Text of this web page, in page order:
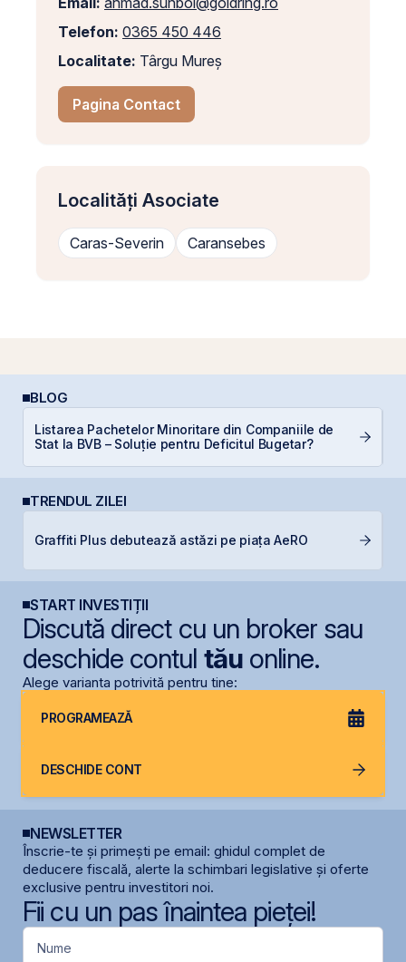
Telefon: 0365 450 446
Localitate: Târgu Mureș
Pagina Contact
Localități Asociate
Caras-Severin Caransebes
BLOG
Listarea Pachetelor Minoritare din Companiile de
Stat la BVB – Soluție pentru Deficitul Bugetar?
TRENDUL ZILEI
Graffiti Plus debutează astăzi pe piața AeRO
START INVESTIȚII
Discută direct cu un broker sau
deschide contul tăuonline.
Alege varianta potrivită pentru tine:
PROGRAMEAZĂ
DESCHIDE CONT
NEWSLETTER
Înscrie-te și primești pe email: ghidul complet de
deducere fiscală, alerte la schimbari legislative și oferte
exclusive pentru investitori noi.
Fii cu un pas înaintea pieței!
Nume